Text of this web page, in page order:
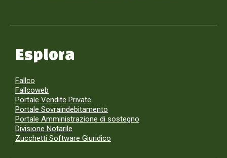
Esplora
Fallco
Fallcoweb
Portale Vendite Private
Portale Sovraindebitamento
Portale Amministrazione di sostegno
Divisione Notarile
Zucchetti Software Giuridico